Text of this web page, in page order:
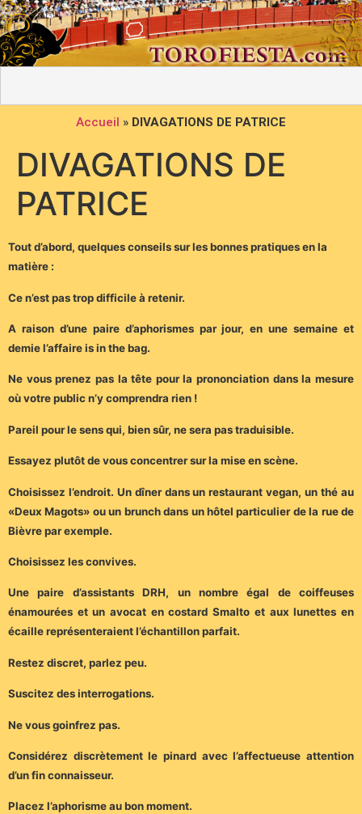
Accueil » DIVAGATIONS DE PATRICE
DIVAGATIONS DE
PATRICE
Tout d’abord, quelques conseils sur les bonnes pratiques en la
matière :
Ce n’est pas trop difficile à retenir.
A raison d’une paire d’aphorismes par jour, en une semaine et
demie l’affaire is in the bag.
Ne vous prenez pas la tête pour la prononciation dans la mesure
où votre public n’y comprendra rien !
Pareil pour le sens qui, bien sûr, ne sera pas traduisible.
Essayez plutôt de vous concentrer sur la mise en scène.
Choisissez l’endroit. Un dîner dans un restaurant vegan, un thé au
«Deux Magots» ou un brunch dans un hôtel particulier de la rue de
Bièvre par exemple.
Choisissez les convives.
Une paire d’assistants DRH, un nombre égal de coiffeuses
énamourées et un avocat en costard Smalto et aux lunettes en
écaille représenteraient l’échantillon parfait.
Restez discret, parlez peu.
Suscitez des interrogations.
Ne vous goinfrez pas.
Considérez discrètement le pinard avec l’affectueuse attention
d’un fin connaisseur.
Placez l’aphorisme au bon moment.